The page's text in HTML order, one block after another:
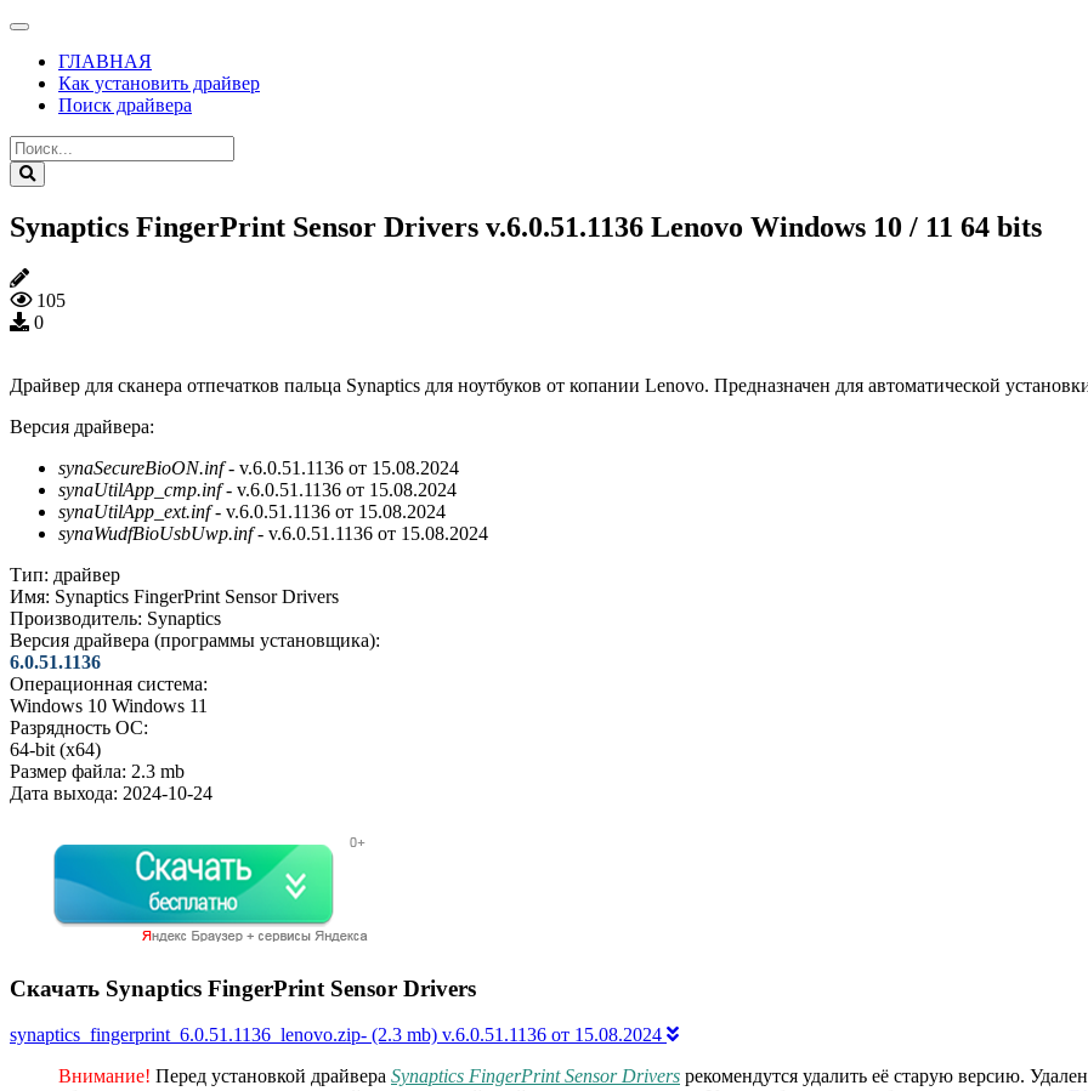
ГЛАВНАЯ
Как установить драйвер
Поиск драйвера
Synaptics FingerPrint Sensor Drivers v.6.0.51.1136 Lenovo Windows 10 / 11 64 bits
105
0
Драйвер для сканера отпечатков пальца Synaptics для ноутбуков от копании Lenovo. Предназначен для автоматической
Версия драйвера:
synaSecureBioON.inf- v.6.0.51.1136 от 15.08.2024
synaUtilApp_cmp.inf- v.6.0.51.1136 от 15.08.2024
synaUtilApp_ext.inf- v.6.0.51.1136 от 15.08.2024
synaWudfBioUsbUwp.inf- v.6.0.51.1136 от 15.08.2024
Тип: драйвер
Имя: Synaptics FingerPrint Sensor Drivers
Производитель: Synaptics
Версия драйвера (программы установщика):
6.0.51.1136
Операционная система:
Windows 10 Windows 11
Разрядность ОС:
64-bit (x64)
Размер файла: 2.3 mb
Дата выхода: 2024-10-24
Скачать Synaptics FingerPrint Sensor Drivers
synaptics_fingerprint_6.0.51.1136_lenovo.zip- (2.3 mb) v.6.0.51.1136 от 15.08.2024
Внимание! Перед установкой драйвера Synaptics FingerPrint Sensor Drivers рекомендутся удалить её старую версию.